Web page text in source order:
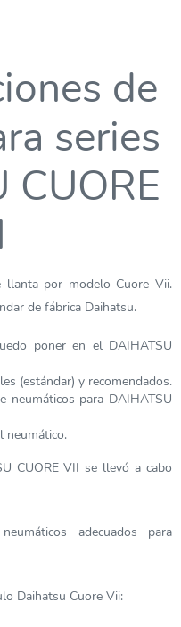
de
series
CUORE
llanta por modelo Cuore Vii.
de fábrica Daihatsu.
poner en el DAIHATSU
(estándar) y recomendados.
neumáticos para DAIHATSU
neumático.
CUORE VII se llevó a cabo
adecuados para
Daihatsu Cuore Vii: